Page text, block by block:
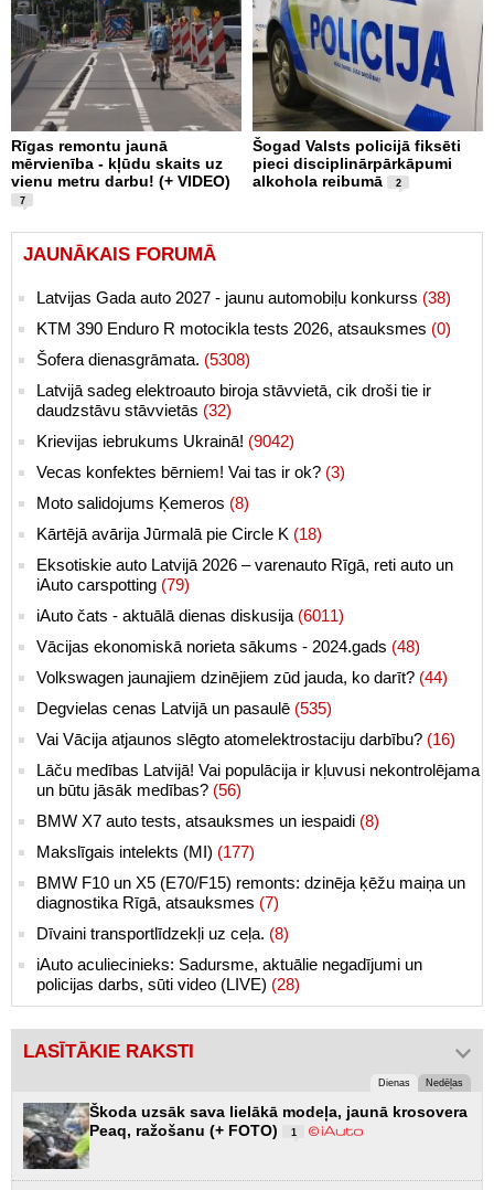
Rīgas remontu jaunā
mērvienība - kļūdu skaits uz
vienu metru darbu! (+ VIDEO)
7
Šogad Valsts policijā fiksēti
pieci disciplinārpārkāpumi
alkohola reibumā
2
JAUNĀKAIS FORUMĀ
Latvijas Gada auto 2027 - jaunu automobiļu konkurss (38)
KTM 390 Enduro R motocikla tests 2026, atsauksmes (0)
Šofera dienasgrāmata. (5308)
Latvijā sadeg elektroauto biroja stāvvietā, cik droši tie ir
daudzstāvu stāvvietās (32)
Krievijas iebrukums Ukrainā! (9042)
Vecas konfektes bērniem! Vai tas ir ok? (3)
Moto salidojums Ķemeros (8)
Kārtējā avārija Jūrmalā pie Circle K (18)
Eksotiskie auto Latvijā 2026 – varenauto Rīgā, reti auto un
iAuto carspotting (79)
iAuto čats - aktuālā dienas diskusija (6011)
Vācijas ekonomiskā norieta sākums - 2024.gads (48)
Volkswagen jaunajiem dzinējiem zūd jauda, ko darīt? (44)
Degvielas cenas Latvijā un pasaulē (535)
Vai Vācija atjaunos slēgto atomelektrostaciju darbību? (16)
Lāču medības Latvijā! Vai populācija ir kļuvusi nekontrolējama
un būtu jāsāk medības? (56)
BMW X7 auto tests, atsauksmes un iespaidi (8)
Makslīgais intelekts (MI) (177)
BMW F10 un X5 (E70/F15) remonts: dzinēja ķēžu maiņa un
diagnostika Rīgā, atsauksmes (7)
Dīvaini transportlīdzekļi uz ceļa. (8)
iAuto aculiecinieks: Sadursme, aktuālie negadījumi un
policijas darbs, sūti video (LIVE) (28)
LASĪTĀKIE RAKSTI
Dienas Nedēļas
Škoda uzsāk sava lielākā modeļa, jaunā krosovera
Peaq, ražošanu (+ FOTO)
1